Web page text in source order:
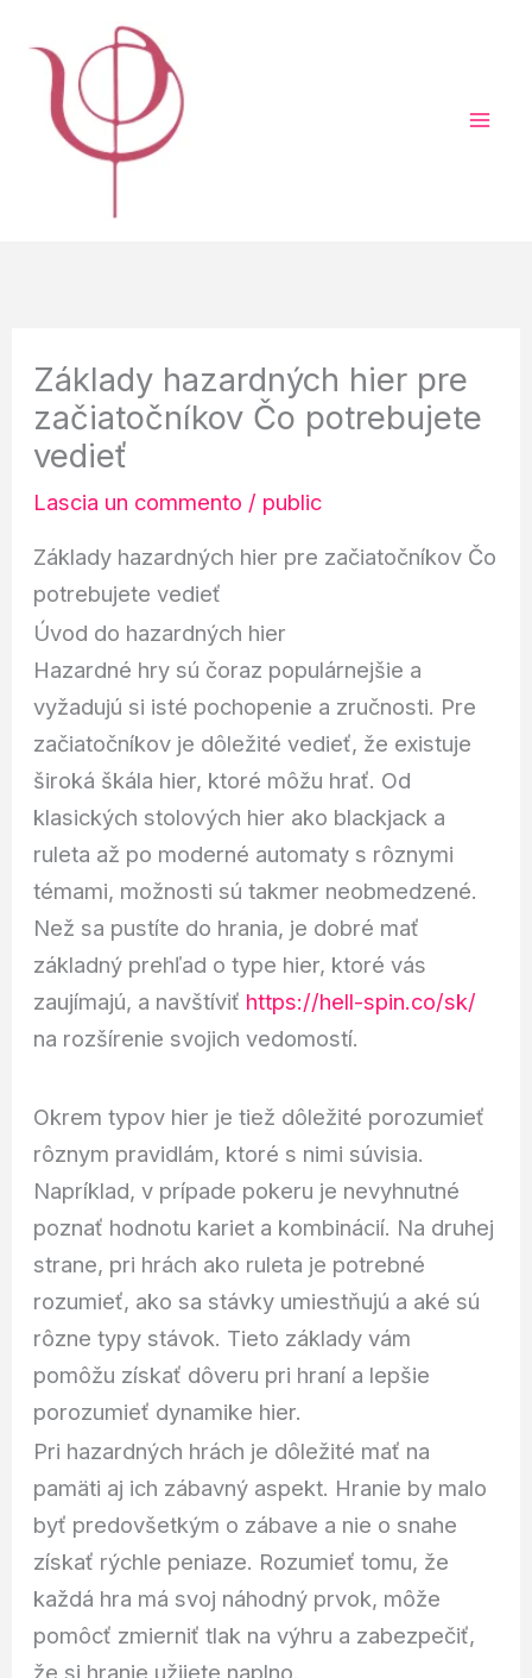
contenuto
Základy hazardných hier pre
začiatočníkov Čo potrebujete
vedieť
Lascia un commento / public
Základy hazardných hier pre začiatočníkov Čo
potrebujete vedieť
Úvod do hazardných hier
Hazardné hry sú čoraz populárnejšie a
vyžadujú si isté pochopenie a zručnosti. Pre
začiatočníkov je dôležité vedieť, že existuje
široká škála hier, ktoré môžu hrať. Od
klasických stolových hier ako blackjack a
ruleta až po moderné automaty s rôznymi
témami, možnosti sú takmer neobmedzené.
Než sa pustíte do hrania, je dobré mať
základný prehľad o type hier, ktoré vás
zaujímajú, a navštíviť https://hell-spin.co/sk/
na rozšírenie svojich vedomostí.
Okrem typov hier je tiež dôležité porozumieť
rôznym pravidlám, ktoré s nimi súvisia.
Napríklad, v prípade pokeru je nevyhnutné
poznať hodnotu kariet a kombinácií. Na druhej
strane, pri hrách ako ruleta je potrebné
rozumieť, ako sa stávky umiestňujú a aké sú
rôzne typy stávok. Tieto základy vám
pomôžu získať dôveru pri hraní a lepšie
porozumieť dynamike hier.
Pri hazardných hrách je dôležité mať na
pamäti aj ich zábavný aspekt. Hranie by malo
byť predovšetkým o zábave a nie o snahe
získať rýchle peniaze. Rozumieť tomu, že
každá hra má svoj náhodný prvok, môže
pomôcť zmierniť tlak na výhru a zabezpečiť,
že si hranie užijete naplno.